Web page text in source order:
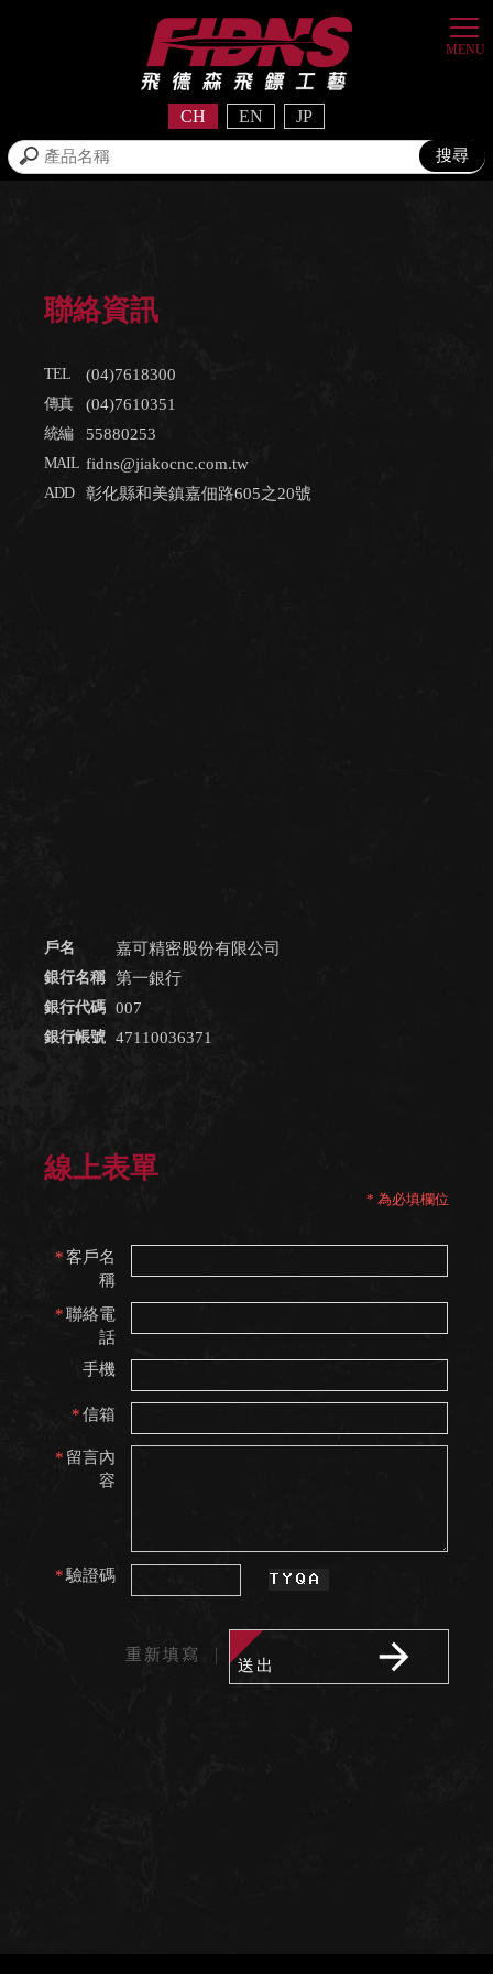
CH EN JP
聯絡資訊
(04)7618300
(04)7610351
55880253
fidns@jiakocnc.com.tw
彰化縣和美鎮嘉佃路605之20號
嘉可精密股份有限公司
第一銀行
007
47110036371
線上表單
* 為必填欄位
*客戶名
稱
*聯絡電
話
手機
*信箱
* 留言內
容
*驗證碼